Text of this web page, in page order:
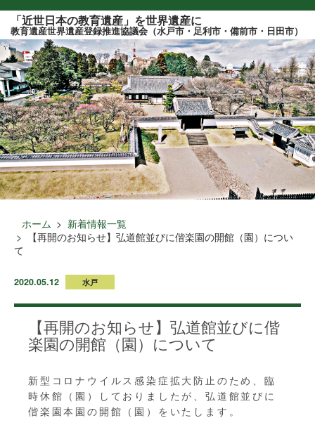
このページの本文へ
「近世日本の教育遺産」を世界遺産に
教育遺産世界遺産登録推進協議会（水戸市・足利市・備前市・日田市）
ホーム
新着情報一覧
【再開のお知らせ】弘道館並びに偕楽園の開館（園）につい
て
2020.05.12 水戸
【再開のお知らせ】弘道館並びに偕
楽園の開館（園）について
新型コロナウイルス感染症拡大防止のため、臨
時休館（園）しておりましたが、弘道館並びに
偕楽園本園の開館（園）をいたします。